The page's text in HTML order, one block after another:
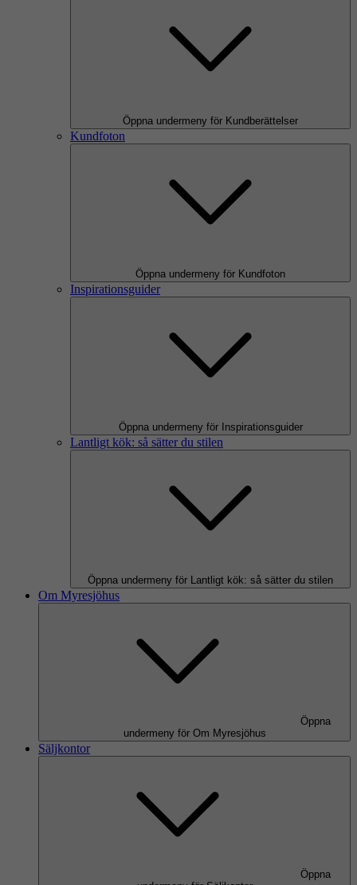
Öppna undermeny för Kundberättelser
Kundfoton
Öppna undermeny för Kundfoton
Inspirationsguider
Öppna undermeny för Inspirationsguider
Lantligt kök: så sätter du stilen
Öppna undermeny för Lantligt kök: så sätter du stilen
Om Myresjöhus
Öppna
undermeny för Om Myresjöhus
Säljkontor
Öppna